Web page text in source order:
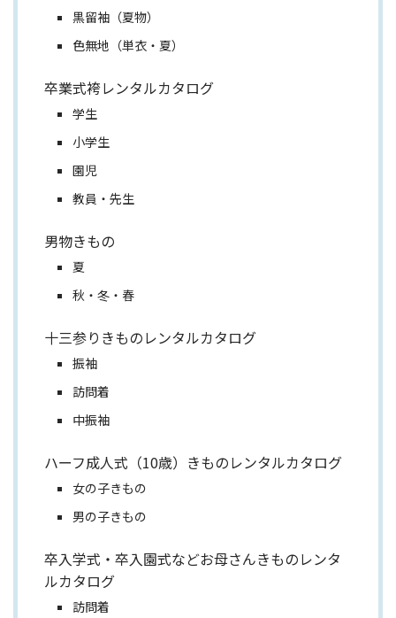
黒留袖（夏物）
色無地（単衣・夏）
卒業式袴レンタルカタログ
学生
小学生
園児
教員・先生
男物きもの
夏
秋・冬・春
十三参りきものレンタルカタログ
振袖
訪問着
中振袖
ハーフ成人式（10歳）きものレンタルカタログ
女の子きもの
男の子きもの
卒入学式・卒入園式などお母さんきものレンタ
ルカタログ
訪問着